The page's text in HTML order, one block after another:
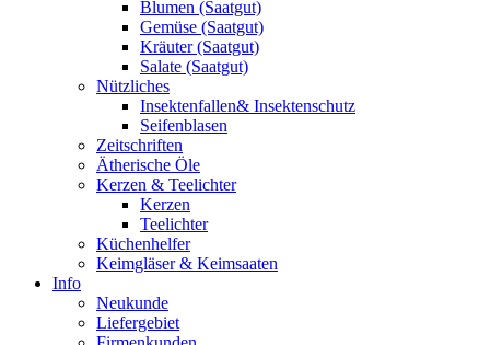
Blumen (Saatgut)
Gemüse (Saatgut)
Kräuter (Saatgut)
Salate (Saatgut)
Nützliches
Insektenfallen& Insektenschutz
Seifenblasen
Zeitschriften
Ätherische Öle
Kerzen & Teelichter
Kerzen
Teelichter
Küchenhelfer
Keimgläser & Keimsaaten
Info
Neukunde
Liefergebiet